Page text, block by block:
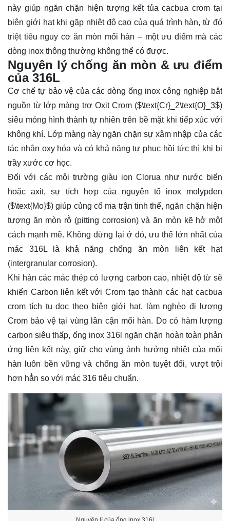
này giúp ngăn chặn hiện tượng kết tủa cacbua crom tại
biên giới hạt khi gặp nhiệt độ cao của quá trình hàn, từ đó
triệt tiêu nguy cơ ăn mòn mối hàn – một ưu điểm mà các
dòng inox thông thường không thể có được.
Nguyên lý chống ăn mòn & ưu điểm
của 316L
Cơ chế tự bảo vệ của các dòng ống inox công nghiệp bắt
nguồn từ lớp màng trơ Oxit Crom ($\text{Cr}_2\text{O}_3$)
siêu mỏng hình thành tự nhiên trên bề mặt khi tiếp xúc với
không khí. Lớp màng này ngăn chặn sự xâm nhập của các
tác nhân oxy hóa và có khả năng tự phục hồi tức thì khi bị
trầy xước cơ học.
Đối với các môi trường giàu ion Clorua như nước biển
hoặc axit, sự tích hợp của nguyên tố inox molypden
($\text{Mo}$) giúp củng cố ma trận tinh thể, ngăn chặn hiện
tượng ăn mòn rỗ (pitting corrosion) và ăn mòn kẽ hở một
cách mạnh mẽ. Không dừng lại ở đó, ưu thế lớn nhất của
mác 316L là khả năng chống ăn mòn liên kết hạt
(intergranular corrosion).
Khi hàn các mác thép có lượng carbon cao, nhiệt độ từ sẽ
khiến Carbon liên kết với Crom tạo thành các hạt cacbua
crom tích tụ dọc theo biên giới hạt, làm nghèo đi lượng
Crom bảo vệ tại vùng lân cận mối hàn. Do có hàm lượng
carbon siêu thấp, ống inox 316l ngăn chặn hoàn toàn phản
ứng liên kết này, giữ cho vùng ảnh hưởng nhiệt của mối
hàn luôn bền vững và chống ăn mòn tuyệt đối, vượt trội
hơn hẳn so với mác 316 tiêu chuẩn.